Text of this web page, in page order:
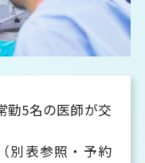
勤5名の医師が交
別表参照・予約